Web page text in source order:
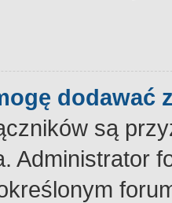
dodawać
są
Administrator